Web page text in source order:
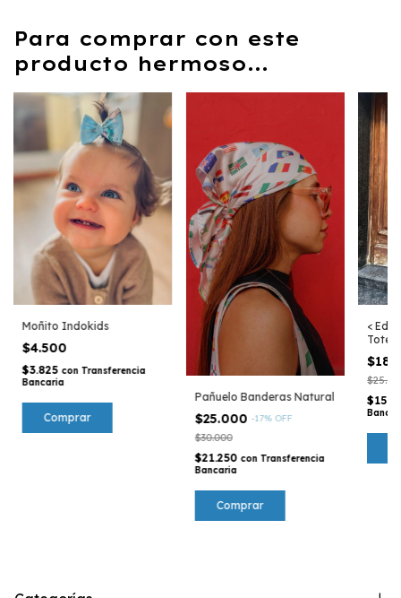
Para comprar con este
producto hermoso...
Moñito Indokids
$4.500
$3.825 con Transferencia
Bancaria
Comprar
Pañuelo Banderas Natural
$25.000 -17% OFF
$30.000
$21.250 con Transferencia
Bancaria
<